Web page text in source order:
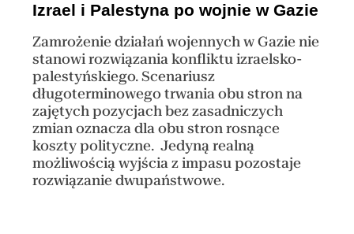
Izrael i Palestyna po wojnie w Gazie
Zamrożenie działań wojennych w Gazie nie
stanowi rozwiązania konfliktu izraelsko-
palestyńskiego. Scenariusz
długoterminowego trwania obu stron na
zajętych pozycjach bez zasadniczych
zmian oznacza dla obu stron rosnące
koszty polityczne. Jedyną realną
możliwością wyjścia z impasu pozostaje
rozwiązanie dwupaństwowe.